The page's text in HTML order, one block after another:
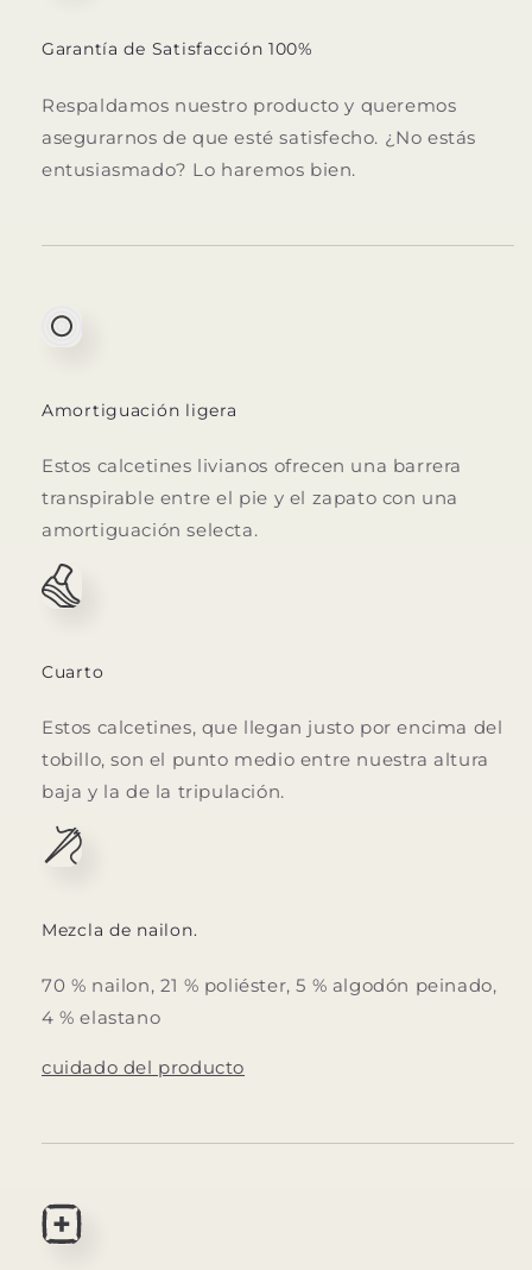
Garantía de Satisfacción 100%
Respaldamos nuestro producto y queremos
asegurarnos de que esté satisfecho. ¿No estás
entusiasmado? Lo haremos bien.
Amortiguación ligera
Estos calcetines livianos ofrecen una barrera
transpirable entre el pie y el zapato con una
amortiguación selecta.
Cuarto
Estos calcetines, que llegan justo por encima del
tobillo, son el punto medio entre nuestra altura
baja y la de la tripulación.
Mezcla de nailon.
70 % nailon, 21 % poliéster, 5 % algodón peinado,
4 % elastano
cuidado del producto